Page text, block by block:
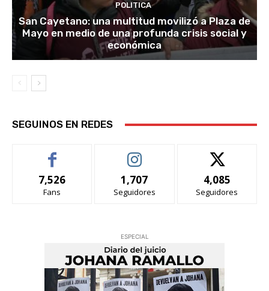
POLITICA
San Cayetano: una multitud movilizó a Plaza de
Mayo en medio de una profunda crisis social y
económica
SEGUINOS EN REDES
7,526
Fans
1,707
Seguidores
4,085
Seguidores
ESPECIAL